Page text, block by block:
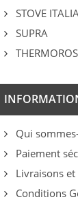
STOVE
SUPRA
Qui
Paiement
Livraisons
Conditions